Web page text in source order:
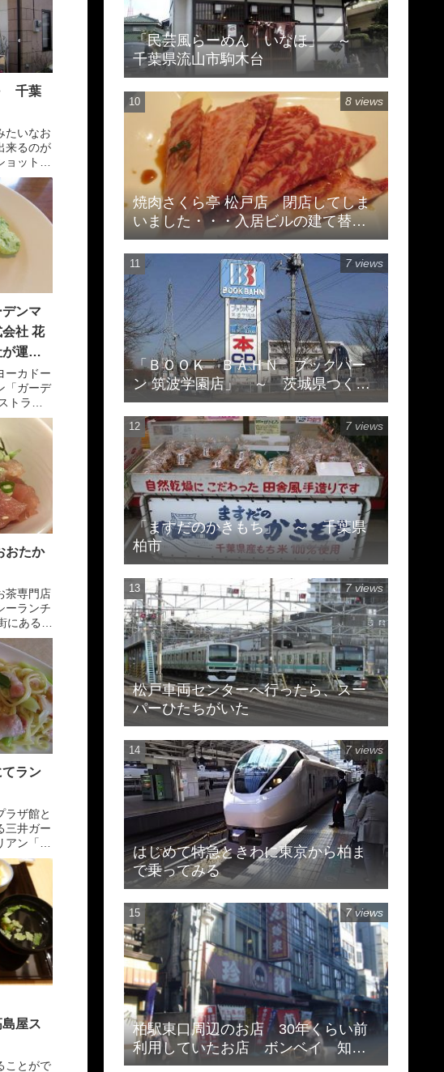
千葉
たいなお
来るのが
ョット」
すが、近
してま
が、知
ンマ
社 花
運営
ーカドー
「ガーデ
トラン
、ここの
社がある
社だそ
おたか
茶専門店
ーランチ
にある緑
チタイム
ありま
。先に
ラン
ラザ館と
三井ガー
ン「モ
ました。
内は、
とりあ
屋ス
ことがで
「民芸風らーめん いなほ」 ～
千葉県流山市駒木台
焼肉さくら亭 松戸店 閉店してしま
いました・・・入居ビルの建て替え
のため
8 views
「ＢＯＯＫ ＢＡＨＮ ブックバー
ン 筑波学園店」 ～ 茨城県つくば
市天久保 ※閉店してます
7 views
「ますだのかきもち」 ～ 千葉県
柏市
7 views
松戸車両センターへ行ったら、スー
パーひたちがいた
7 views
はじめて特急ときわに東京から柏ま
で乗ってみる
7 views
柏駅東口周辺のお店 30年くらい前
利用していたお店 ボンベイ 知味
斎 珍来
7 views